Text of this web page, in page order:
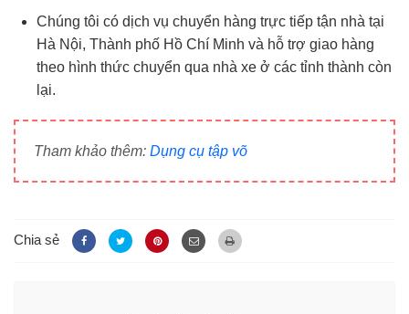
Chúng tôi có dịch vụ chuyển hàng trực tiếp tận nhà tại
Hà Nội, Thành phố Hồ Chí Minh và hỗ trợ giao hàng
theo hình thức chuyển qua nhà xe ở các tỉnh thành còn
lại.
Tham khảo thêm: Dụng cụ tập võ
Chia sẻ